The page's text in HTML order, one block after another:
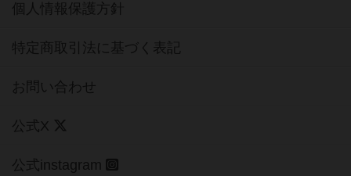
個人情報保護方針
特定商取引法に基づく表記
お問い合わせ
公式X
公式instagram